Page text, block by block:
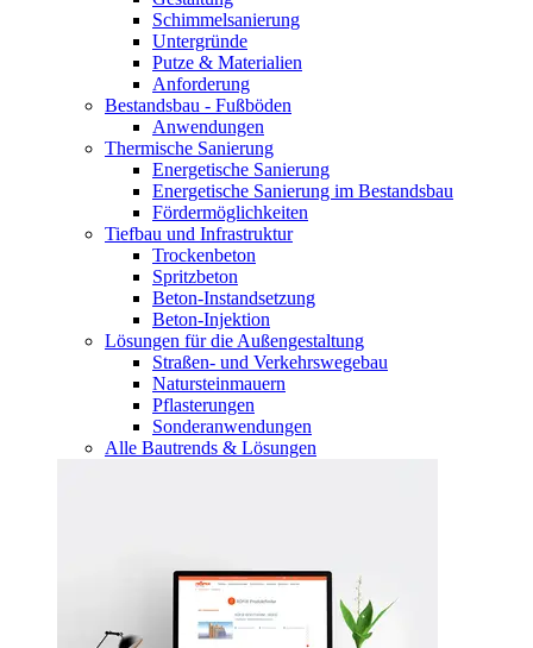
Schimmelsanierung
Untergründe
Putze & Materialien
Anforderung
Bestandsbau - Fußböden
Anwendungen
Thermische Sanierung
Energetische Sanierung
Energetische Sanierung im Bestandsbau
Fördermöglichkeiten
Tiefbau und Infrastruktur
Trockenbeton
Spritzbeton
Beton-Instandsetzung
Beton-Injektion
Lösungen für die Außengestaltung
Straßen- und Verkehrswegebau
Natursteinmauern
Pflasterungen
Sonderanwendungen
Alle Bautrends & Lösungen